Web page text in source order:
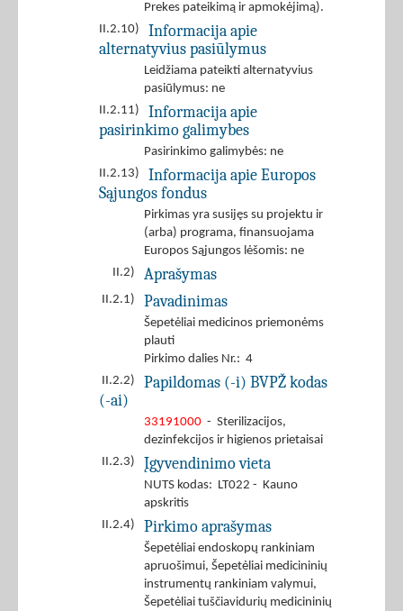
Prekes pateikimą ir apmokėjimą).
II.2.10)
Informacija apie
alternatyvius pasiūlymus
Leidžiama pateikti alternatyvius
pasiūlymus: ne
II.2.11)
Informacija apie
pasirinkimo galimybes
Pasirinkimo galimybės: ne
II.2.13)
Informacija apie Europos
Sąjungos fondus
Pirkimas yra susijęs su projektu ir
(arba) programa, finansuojama
Europos Sąjungos lėšomis: ne
II.2)
Aprašymas
II.2.1) Pavadinimas
Šepetėliai medicinos priemonėms
plauti
Pirkimo dalies Nr.: 4
II.2.2)
Papildomas (-i) BVPŽ kodas
(-ai)
33191000 - Sterilizacijos,
dezinfekcijos ir higienos prietaisai
II.2.3)
Įgyvendinimo vieta
NUTS kodas: LT022 - Kauno
apskritis
II.2.4)
Pirkimo aprašymas
Šepetėliai endoskopų rankiniam
apruošimui, Šepetėliai medicininių
instrumentų rankiniam valymui,
Šepetėliai tuščiavidurių medicininių